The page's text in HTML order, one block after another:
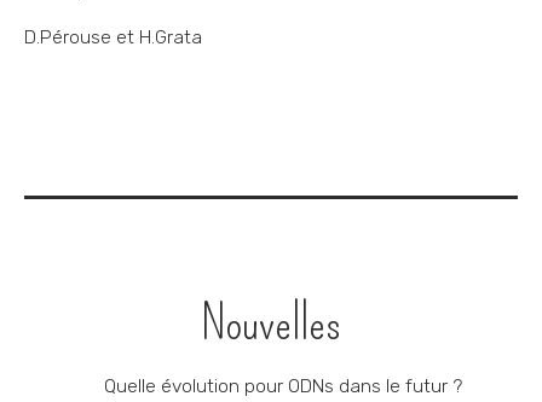
D.Pérouse et H.Grata
Nouvelles
Quelle évolution pour ODNs dans le futur ?